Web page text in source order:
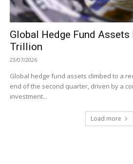
Global Hedge Fund
Trillion
23/07/2026
Global hedge fund assets climbed to a
end of the second quarter, driven by a
investment...
Load more